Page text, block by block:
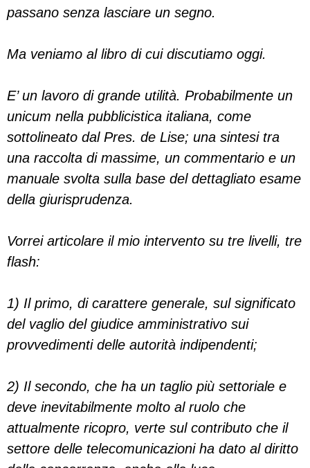
passano senza lasciare un segno.
Ma veniamo al libro di cui discutiamo oggi.
E’ un lavoro di grande utilità. Probabilmente un
unicum nella pubblicistica italiana, come
sottolineato dal Pres. de Lise; una sintesi tra
una raccolta di massime, un commentario e un
manuale svolta sulla base del dettagliato esame
della giurisprudenza.
Vorrei articolare il mio intervento su tre livelli, tre
flash:
1) Il primo, di carattere generale, sul significato
del vaglio del giudice amministrativo sui
provvedimenti delle autorità indipendenti;
2) Il secondo, che ha un taglio più settoriale e
deve inevitabilmente molto al ruolo che
attualmente ricopro, verte sul contributo che il
settore delle telecomunicazioni ha dato al diritto